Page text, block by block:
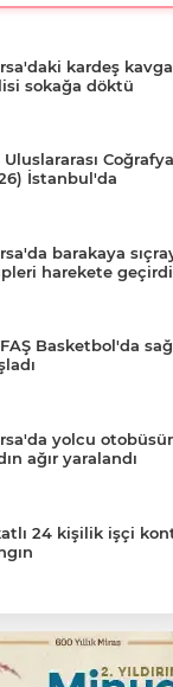
kardeş
sokağa döktü
Uluslararası
İstanbul'da
barakaya
harekete geçirdi
Basketbol'da
yolcu
ağır yaralandı
24 kişilik işçi
tosladı